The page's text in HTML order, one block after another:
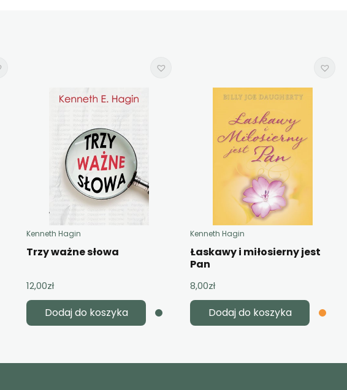
Kenneth Hagin
Trzy ważne słowa
12,00zł
Dodaj do koszyka
Kenneth Hagin
Łaskawy i miłosierny jest
Pan
8,00zł
Dodaj do koszyka